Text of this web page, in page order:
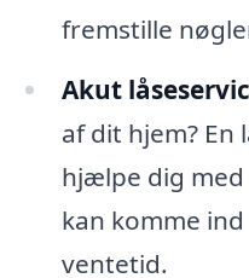
fremstille
Akut
af dit hjem? En
hjælpe dig
kan komme
ventetid.